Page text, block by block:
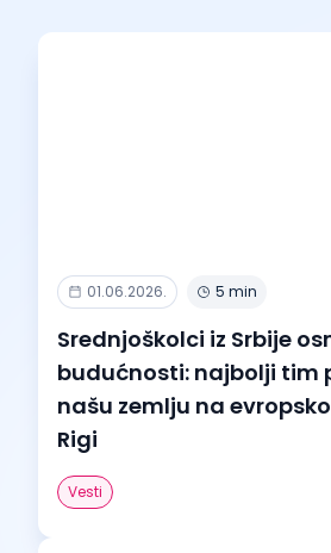
01.06.2026. 5 min
Srednjoškolci iz Srbije
budućnosti: najbolji tim
našu zemlju na
Rigi
Vesti